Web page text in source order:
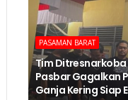
PASAMAN BARAT
Tim Ditresnarkoba
Pasbar Gagalkan
Ganja Kering Siap